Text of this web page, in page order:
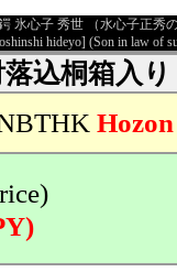
氷心子 秀世 （水心子正秀
hideyo] (Son in law of
込桐箱入り
Hozon